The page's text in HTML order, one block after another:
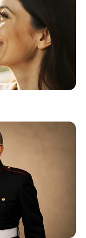
બિલ આવી શકે છે, 10
દંડની જોગવાઈ
મેસેજ જાહેર કરીને
લેવાશે
359